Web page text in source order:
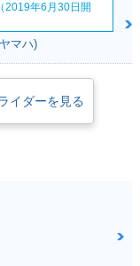
2019年6月30日開
マハ)
イダーを見る